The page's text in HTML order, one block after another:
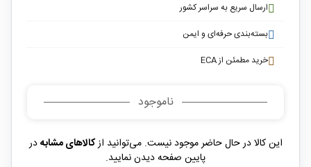
ارسال سریع به سراسر کشور
بسته‌بندی حرفه‌ای و ایمن
خرید مطمئن از ECA
ناموجود
این کالا در حال حاضر موجود نیست. می‌توانید ازکالاهای مشابهدر
پایین صفحه دیدن نمایید.